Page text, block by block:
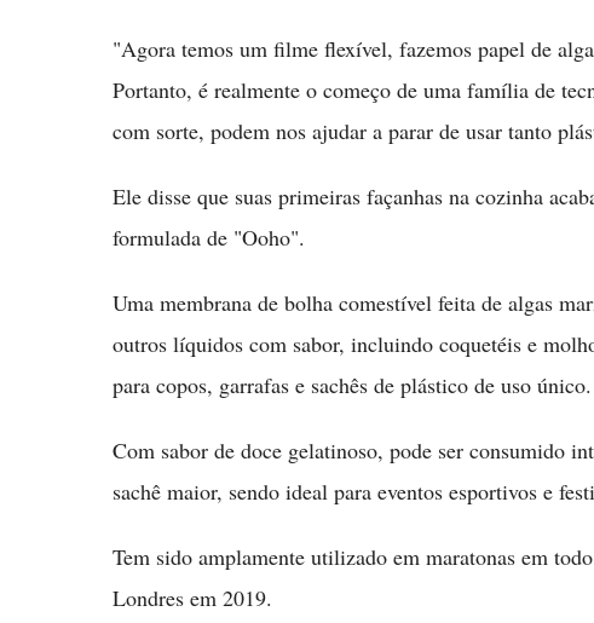
"Agora temos um filme flexível, fazemos papel de
Portanto, é realmente o começo de uma família de
com sorte, podem nos ajudar a parar de usar tanto
Ele disse que suas primeiras façanhas na cozinha
formulada de "Ooho".
Uma membrana de bolha comestível feita de algas
outros líquidos com sabor, incluindo coquetéis e
para copos, garrafas e sachês de plástico de uso único.
Com sabor de doce gelatinoso, pode ser consumido
sachê maior, sendo ideal para eventos esportivos e
Tem sido amplamente utilizado em maratonas em
Londres em 2019.